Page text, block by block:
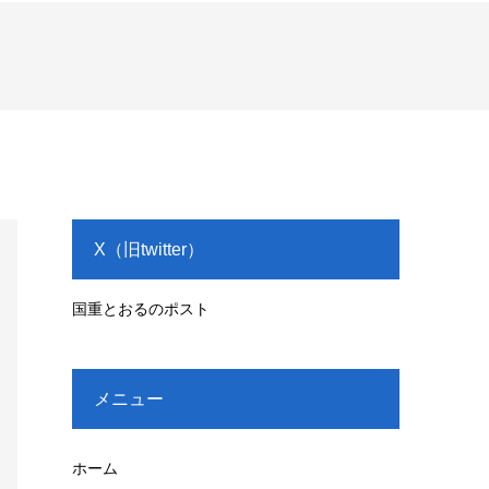
X（旧twitter）
国重とおるのポスト
メニュー
ホーム